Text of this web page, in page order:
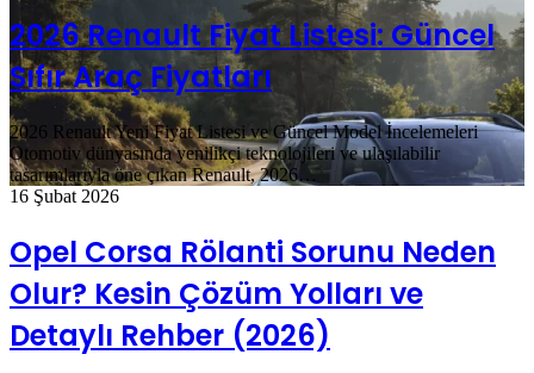
2026 Renault Fiyat Listesi: Güncel
Sıfır Araç Fiyatları
2026 Renault Yeni Fiyat Listesi ve Güncel Model İncelemeleri
Otomotiv dünyasında yenilikçi teknolojileri ve ulaşılabilir
tasarımlarıyla öne çıkan Renault, 2026…
16 Şubat 2026
Opel Corsa Rölanti Sorunu Neden
Olur? Kesin Çözüm Yolları ve
Detaylı Rehber (2026)